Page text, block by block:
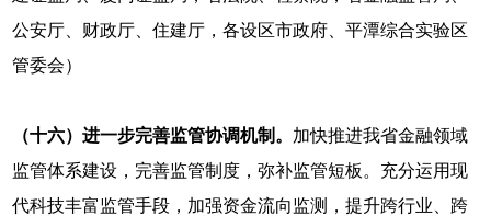
公安厅、财政厅、住建厅，各设区市政府、平潭综合实验区
管委会）
（十六）进一步完善监管协调机制。 加快推进我省金融领域
监管体系建设，完善监管制度，弥补监管短板。充分运用现
代科技丰富监管手段，加强资金流向监测，提升跨行业、跨